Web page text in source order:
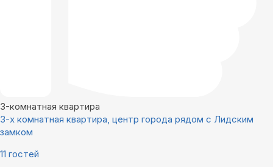
3-комнатная квартира
3-х комнатная квартира, центр города рядом с Лидским
замком
11 гостей